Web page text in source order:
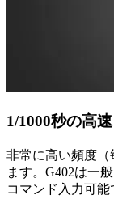
1/1000秒の高
非常に高い頻度（
ます。G402は一
コマンド入力可能